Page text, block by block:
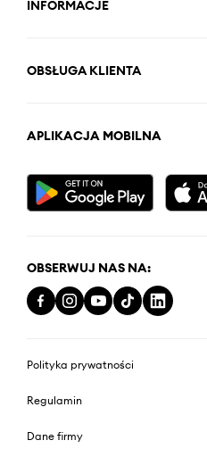
INFORMACJE
OBSŁUGA KLIENTA
APLIKACJA MOBILNA
OBSERWUJ NAS NA:
Polityka prywatności
Regulamin
Dane firmy